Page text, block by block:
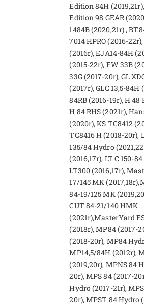
Edition 84H
Edition 98 GEAR
1484B (2020,21r) ,
7014 HPRO (2016-
(2016r), EJA14-84H
(2015-22r), FW 33B
33G (2017-20r), GL
(2017r), GLC 13,5-84H
84RB (2016-19r), H 48
H 84 RHS (2021r),
(2020r), KS TC8412
TC8416 H (2018-20r),
135/84 Hydro
(2016,17r), LT C 150-
LT300 (2016,17r),
17/145 MK
84-19/125 MK
CUT 84-21/140 HMK
(2021r),MasterYard
(2018r), MP84 (2017-
(2018-20r), MP84
MP14,5/84H (2012r),
(2019,20r), MPNS 84
20r), MPS 84 (2017-
Hydro (2017-21r),
20r), MPST 84 Hydro